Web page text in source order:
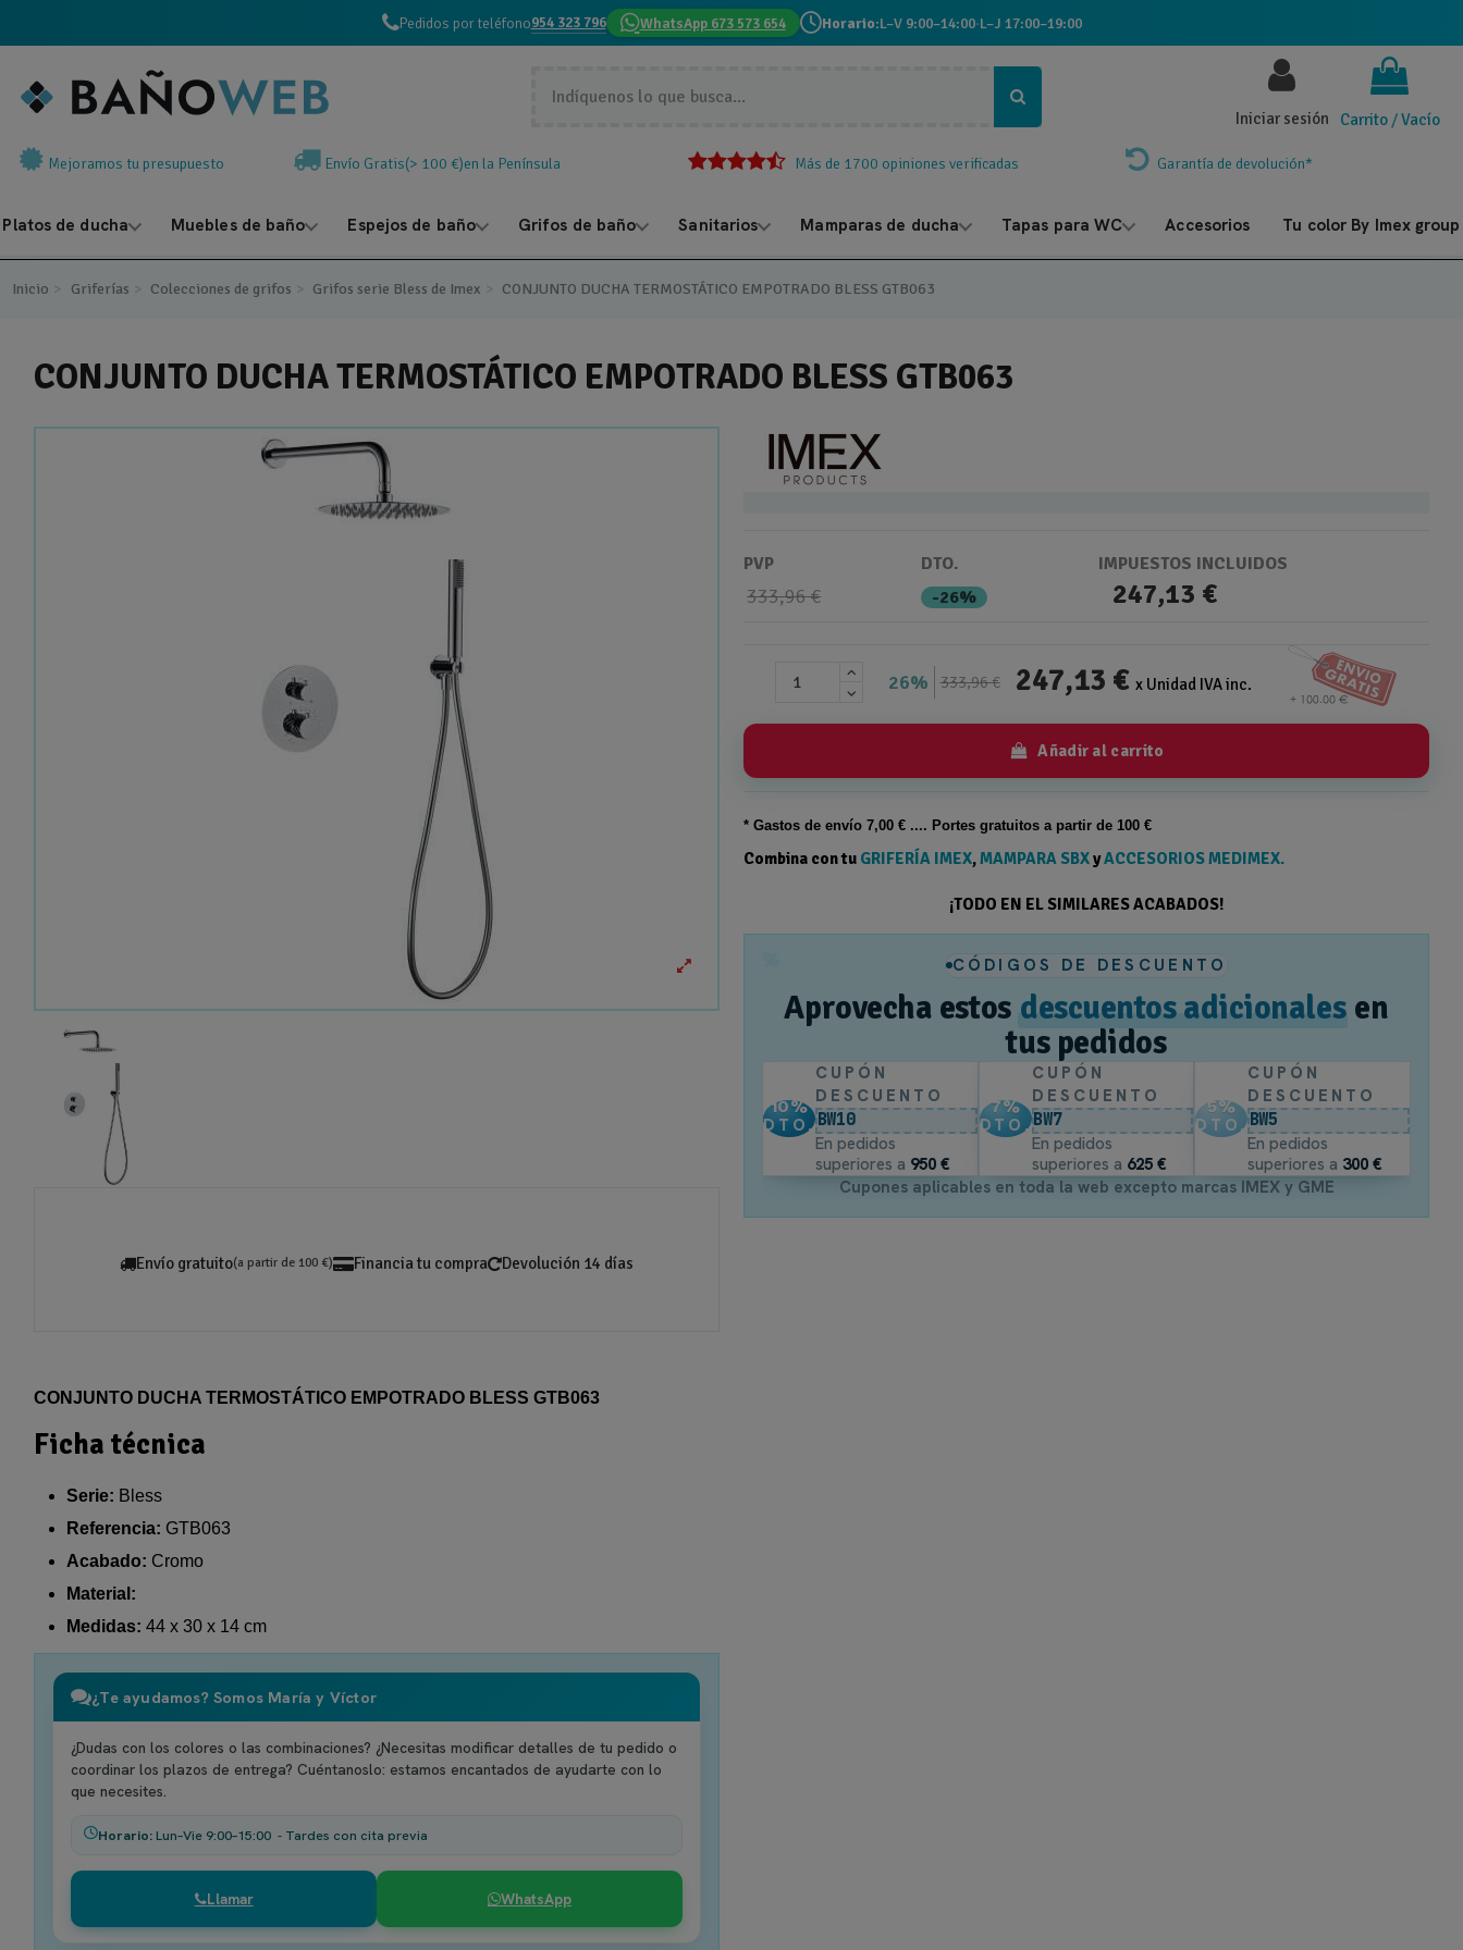
Pedidos por teléfono954 323 796 WhatsApp 673 573 654 Horario:L–V 9:00–14:00·L–J 17:00–19:00
Carrito /Vacío
Iniciar sesión
Mejoramos tu presupuesto Envío Gratis(> 100 €)en la Península Más de 1700 opiniones verificadas Garantía de devolución*
Platos de ducha Muebles de baño Espejos de baño Grifos de baño Sanitarios Mamparas de ducha Tapas para WC Accesorios Tu color By Imex group
Inicio Griferías Colecciones de grifos Grifos serie Bless de Imex CONJUNTO DUCHA TERMOSTÁTICO EMPOTRADO BLESS GTB063
CONJUNTO DUCHA TERMOSTÁTICO EMPOTRADO BLESS GTB063
Envío gratuito(a partir de 100 €) Financia tu compra Devolución 14 días
CONJUNTO DUCHA TERMOSTÁTICO EMPOTRADO BLESS GTB063
Ficha técnica
Serie: Bless
Referencia: GTB063
Acabado: Cromo
Material:
Medidas: 44 x 30 x 14 cm
¿Te ayudamos? Somos María y Víctor
¿Dudas con los colores o las combinaciones? ¿Necesitas modificar detalles de tu pedido o
coordinar los plazos de entrega? Cuéntanoslo: estamos encantados de ayudarte con lo
que necesites.
Horario:Lun–Vie 9:00–15:00 - Tardes con cita previa
Llamar WhatsApp
PVP
333,96 €
DTO.
-26%
IMPUESTOS INCLUIDOS
247,13 €
26% 333,96 € 247,13 € x Unidad IVA inc.
Añadir al carrito
* Gastos deenvío 7,00 € .... Portes gratuitos a partir de 100 €
Combina con tu GRIFERÍA IMEX,MAMPARA SBXyACCESORIOS MEDIMEX.
¡TODO EN EL SIMILARES ACABADOS!
CÓDIGOS DE DESCUENTO
Aprovecha estos descuentos adicionales en
tus pedidos
10%
DTO.
CUPÓN
DESCUENTO
BW10
En pedidos
superiores a 950 €
7%
DTO.
CUPÓN
DESCUENTO
BW7
En pedidos
superiores a 625 €
5%
DTO.
CUPÓN
DESCUENTO
BW5
En pedidos
superiores a 300 €
Cupones aplicables en toda la web excepto marcas IMEX y GME